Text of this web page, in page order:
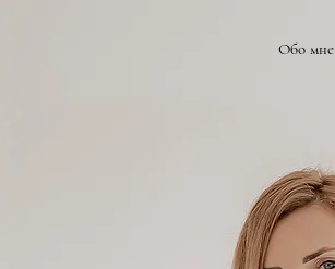
Обо мне